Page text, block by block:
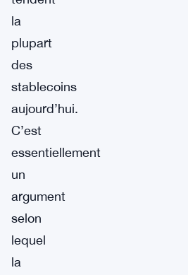
la
plupart
des
stablecoins
aujourd’hui.
C’est
essentiellement
un
argument
selon
lequel
la